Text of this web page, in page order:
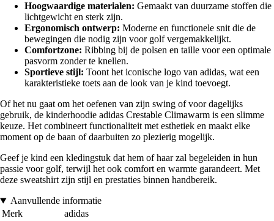
Hoogwaardige materialen: Gemaakt van duurzame stoffen die
lichtgewicht en sterk zijn.
Ergonomisch ontwerp: Moderne en functionele snit die de
bewegingen die nodig zijn voor golf vergemakkelijkt.
Comfortzone: Ribbing bij de polsen en taille voor een optimale
pasvorm zonder te knellen.
Sportieve stijl: Toont het iconische logo van adidas, wat een
karakteristieke toets aan de look van je kind toevoegt.
Of het nu gaat om het oefenen van zijn swing of voor dagelijks
gebruik, de kinderhoodie adidas Crestable Climawarm is een slimme
keuze. Het combineert functionaliteit met esthetiek en maakt elke
moment op de baan of daarbuiten zo plezierig mogelijk.
Geef je kind een kledingstuk dat hem of haar zal begeleiden in hun
passie voor golf, terwijl het ook comfort en warmte garandeert. Met
deze sweatshirt zijn stijl en prestaties binnen handbereik.
Aanvullende informatie
Merk
adidas